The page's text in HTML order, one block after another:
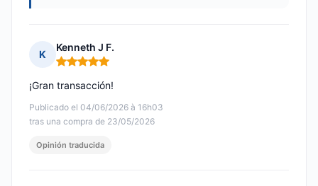
K
Kenneth J F.
Nota: 5 de 5
Publicado el 04/06/2026 à 16h03
tras una compra de 23/05/2026
¡Gran transacción!
Opinión traducida